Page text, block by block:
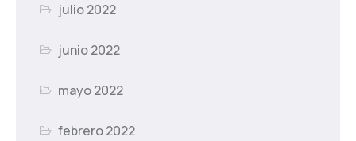
julio 2022
junio 2022
mayo 2022
febrero 2022